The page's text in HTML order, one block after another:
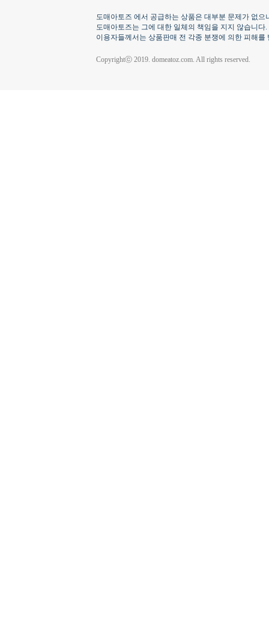
도매아토즈 에서 공급하는 상품은 대부분 문제가 없
도매아토즈는 그에 대한 일체의 책임을 지지 않습니다.
이용자들께서는 상품판매 전 각종 분쟁에 의한 피해
Copyrightⓒ 2019. domeatoz.com. All rights reserved.